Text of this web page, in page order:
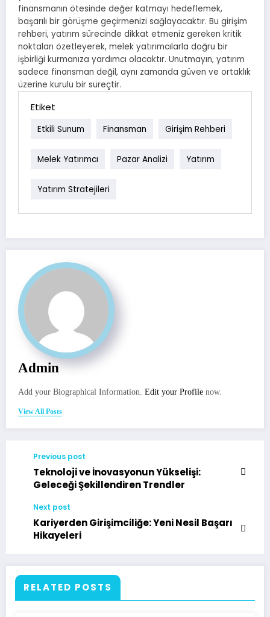
finansmanın ötesinde değer katmayı hedeflemek,
başarılı bir görüşme geçirmenizi sağlayacaktır. Bu girişim
rehberi, yatırım sürecinde dikkat etmeniz gereken kritik
noktaları özetleyerek, melek yatırımcılarla doğru bir
işbirliği kurmanıza yardımcı olacaktır. Unutmayın, yatırım
sadece finansman değil, aynı zamanda güven ve ortaklık
üzerine kurulu bir süreçtir.
Etiket
Etkili Sunum Finansman Girişim Rehberi
Melek Yatırımcı Pazar Analizi Yatırım
Yatırım Stratejileri
Admin
Add your Biographical Information. Edit your Profile now.
View All Posts
Previous post
Teknoloji ve İnovasyonun Yükselişi:
Geleceği Şekillendiren Trendler
Next post
Kariyerden Girişimciliğe: Yeni Nesil Başarı
Hikayeleri
RELATED POSTS